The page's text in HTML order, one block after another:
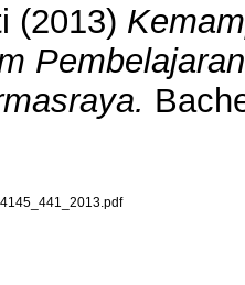
(2013)